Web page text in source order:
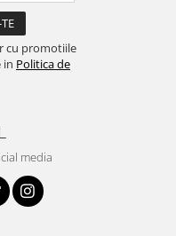
cu promotiile
in Politica de
media